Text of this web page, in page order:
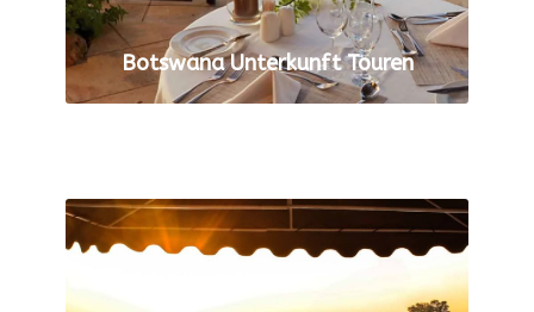
Botswana Unterkunft Touren